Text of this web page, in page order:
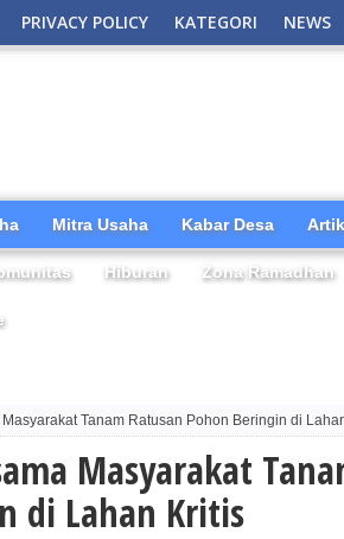
PRIVACY POLICY KATEGORI NEWS
Mitra Usaha Kabar Desa
Hiburan Zona Ramadhan
Tanam Ratusan Pohon Beringin di
Masyarakat
di Lahan Kritis